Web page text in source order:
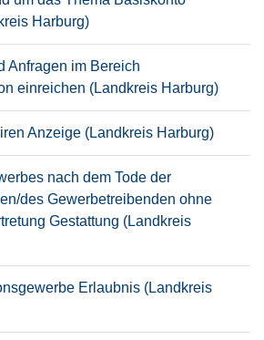
Harburg)
Anfragen im Bereich
einreichen (Landkreis Harburg)
Anzeige (Landkreis Harburg)
nach dem Tode der
des Gewerbetreibenden ohne
Gestattung (Landkreis
Erlaubnis (Landkreis